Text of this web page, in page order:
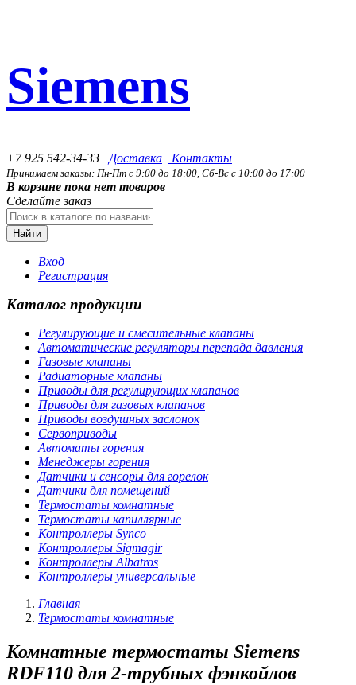
Siemens
+7 925 542-34-33 Доставка Контакты
Принимаем заказы: Пн-Пт с 9:00 до 18:00, Сб-Вс с 10:00 до 17:00
В корзине пока нет товаров
Сделайте заказ
Найти
Вход
Регистрация
Каталог продукции
Регулирующие и смесительные клапаны
Автоматические регуляторы перепада давления
Газовые клапаны
Радиаторные клапаны
Приводы для регулирующих клапанов
Приводы для газовых клапанов
Приводы воздушных заслонок
Сервоприводы
Автоматы горения
Менеджеры горения
Датчики и сенсоры для горелок
Датчики для помещений
Термостаты комнатные
Термостаты капиллярные
Контроллеры Synco
Контроллеры Sigmagir
Контроллеры Albatros
Контроллеры универсальные
Главная
Термостаты комнатные
Комнатные термостаты Siemens
RDF110 для 2-трубных фэнкойлов